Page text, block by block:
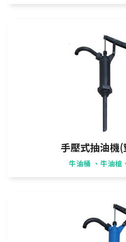
手壓式抽油機
牛油桶 、牛油槍